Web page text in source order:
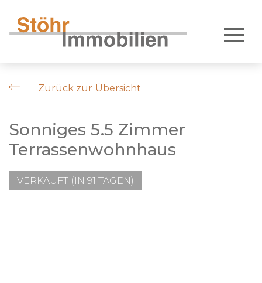
Zurück zur Übersicht
Sonniges 5.5 Zimmer
Terrassenwohnhaus
VERKAUFT (IN 91 TAGEN)